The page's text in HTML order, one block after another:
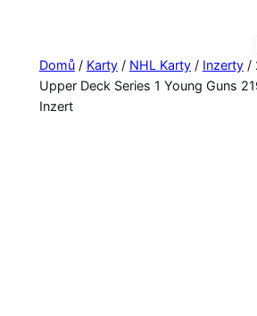
Domů/ Karty/ NHL Karty/ Inzerty/
Upper Deck Series 1 Young Guns
Inzert